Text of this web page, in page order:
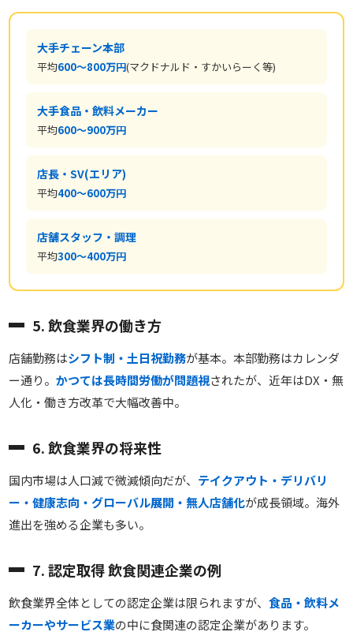
大手チェーン本部
平均600〜800万円(マクドナルド・すかいらーく等)
大手食品・飲料メーカー
平均600〜900万円
店長・SV(エリア)
平均400〜600万円
店舗スタッフ・調理
平均300〜400万円
5. 飲食業界の働き方
店舗勤務はシフト制・土日祝勤務が基本。本部勤務はカレンダ
ー通り。かつては長時間労働が問題視されたが、近年はDX・無
人化・働き方改革で大幅改善中。
6. 飲食業界の将来性
国内市場は人口減で微減傾向だが、 テイクアウト・デリバリ
ー・健康志向・グローバル展開・無人店舗化が成長領域。海外
進出を強める企業も多い。
7. 認定取得 飲食関連企業の例
飲食業界全体としての認定企業は限られますが、食品・飲料メ
ーカーやサービス業の中に食関連の認定企業があります。